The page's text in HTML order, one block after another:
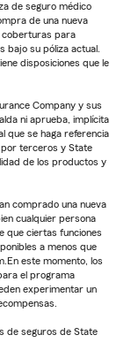
de seguro médico
de una nueva
coberturas para
bajo su póliza actual.
disposiciones que le
Company y sus
ni aprueba, implícita
que se haga referencia
terceros y State
de los productos y
comprado una nueva
cualquier persona
que ciertas funciones
a menos que
este momento, los
el programa
experimentar un
de seguros de State